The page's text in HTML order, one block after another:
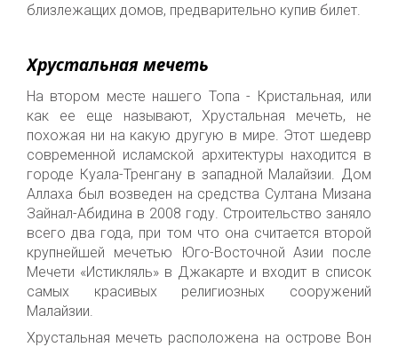
близлежащих домов, предварительно купив билет.
Хрустальная мечеть
На втором месте нашего Топа - Кристальная, или
как ее еще называют, Хрустальная мечеть, не
похожая ни на какую другую в мире. Этот шедевр
современной исламской архитектуры находится в
городе Куала-Тренгану в западной Малайзии.
Дом
Аллаха был возведен на средства Султана Мизана
Зайнал-Абидина в 2008 году. Строительство заняло
всего два года, при том что она считается второй
крупнейшей мечетью Юго-Восточной Азии после
Мечети «Истикляль» в Джакарте и входит в список
самых красивых религиозных сооружений
Малайзии.
Хрустальная мечеть расположена на острове Вон